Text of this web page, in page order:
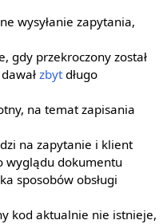
wysyłanie zapytania,
gdy przekroczony został
zbyt długo
na temat zapisania
na zapytanie i klient
wyglądu dokumentu
sposobów obsługi
kod aktualnie nie istnieje,